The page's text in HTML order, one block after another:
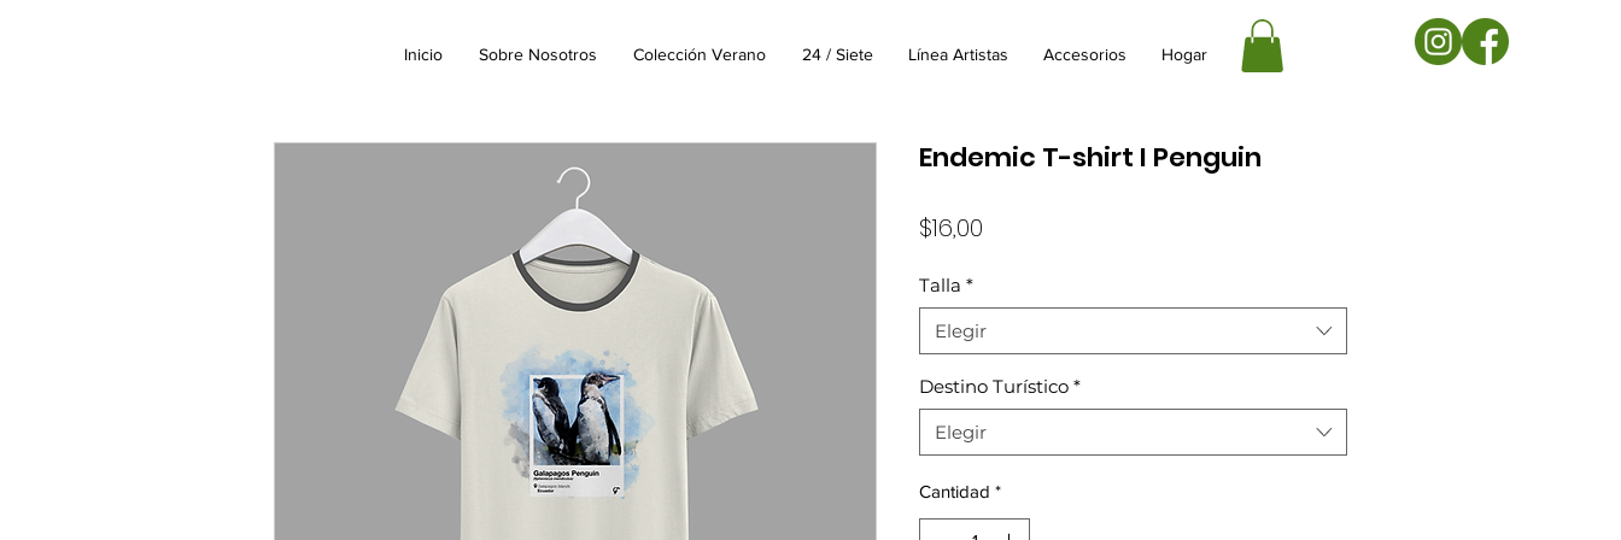
Inicio Sobre Nosotros Colección Verano 24 / Siete Línea Artistas Accesorios Hogar
Endemic T-shirt I Penguin
$16,00
Talla *
Elegir
Destino Turístico *
Elegir
Cantidad *